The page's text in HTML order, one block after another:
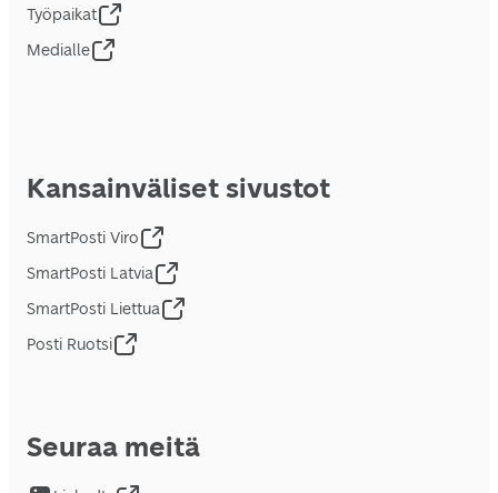
Työpaikat
Medialle
Kansainväliset sivustot
SmartPosti Viro
SmartPosti Latvia
SmartPosti Liettua
Posti Ruotsi
Seuraa meitä